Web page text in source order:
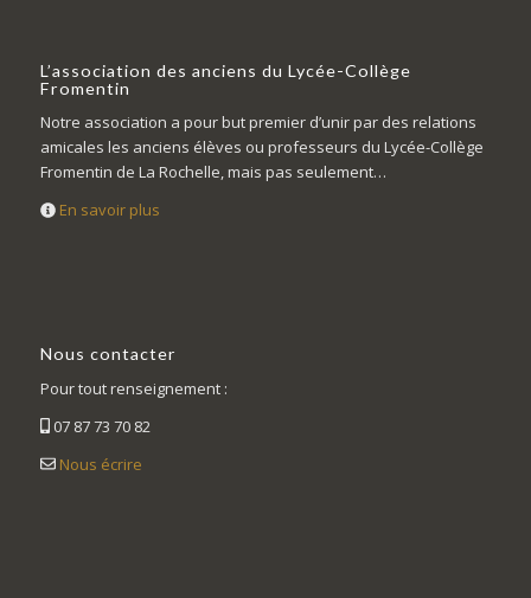
L’association des anciens du Lycée-Collège
Fromentin
Notre association a pour but premier d’unir par des relations
amicales les anciens élèves ou professeurs du Lycée-Collège
Fromentin de La Rochelle, mais pas seulement…
En savoir plus
Nous contacter
Pour tout renseignement :
07 87 73 70 82
Nous écrire